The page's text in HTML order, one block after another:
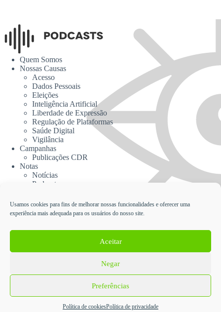
Usamos cookies para fins de melhorar nossas funcionalidades e oferecer uma
experiência mais adequada para os usuários do nosso site.
Aceitar
Negar
Preferências
Política de cookiesPolítica de privacidade
Quem Somos
Nossas Causas
Acesso
Dados Pessoais
Eleições
Inteligência Artificial
Liberdade de Expressão
Regulação de Plataformas
Saúde Digital
Vigilância
Campanhas
Publicações CDR
Notas
Notícias
Podcasts
Contato
Cadastrar no Informativo da CDR
Política de Proteção de Dados Pessoais e Privacidade da
Coalizão Direitos na Rede
- Desenvolvido em Wordpress pelaCooperativa